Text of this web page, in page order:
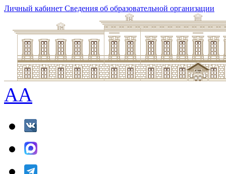
Личный кабинет Сведения об образовательной организации
AA